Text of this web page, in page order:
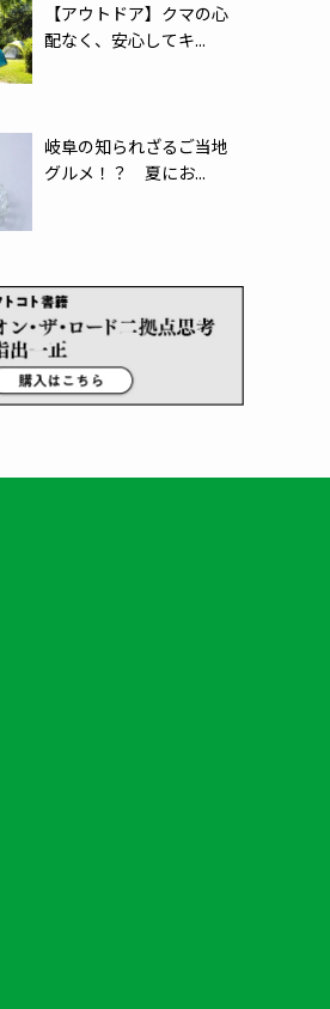
【アウトドア】クマの心
配なく、安心してキ...
岐阜の知られざるご当地
グルメ！？ 夏にお...